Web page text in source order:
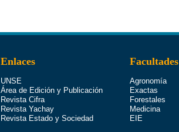
Enlaces
UNSE
Área de Edición y Publicación
Revista Cifra
Revista Yachay
Revista Estado y Sociedad
Facultades
Agronomía
Exactas
Forestales
Medicina
EIE